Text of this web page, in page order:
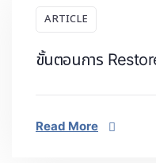
ARTICLE
ขั้นตอนการ
Read More